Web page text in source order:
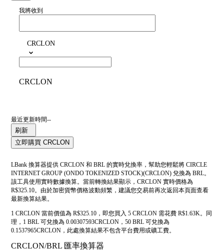
我將收到
CRCLON
CRCLON
最近更新時間--
刷新
立即購買 CRCLON
LBank 換算器提供 CRCLON 和 BRL 的實時兌換率，幫助您輕鬆將 CIRCLE
INTERNET GROUP (ONDO TOKENIZED STOCK)(CRCLON) 兌換為 BRL。
該工具使用實時數據換算。當前轉換結果顯示，CRCLON 實時價格為
R$325.10。由於加密貨幣價格波動頻繁，建議您交易前再次返回本頁面查看
最新換算結果。
1 CRCLON 當前價值為 R$325.10，即您買入 5 CRCLON 需花費 R$1.63K。同
理，1 BRL 可兌換為 0.00307593CRCLON，50 BRL 可兌換為
0.1537965CRCLON，此處換算結果不包含平台費用或礦工費。
CRCLON/BRL 匯率換算器